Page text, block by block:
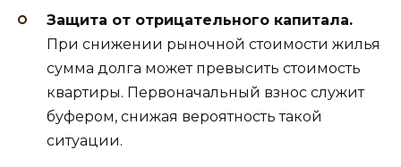
Защита от отрицательного капитала.
При снижении рыночной стоимости жилья
сумма долга может превысить стоимость
квартиры. Первоначальный взнос служит
буфером, снижая вероятность такой
ситуации.